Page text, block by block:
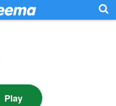
Play